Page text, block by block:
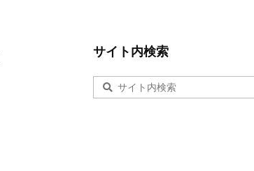
サイト内検索